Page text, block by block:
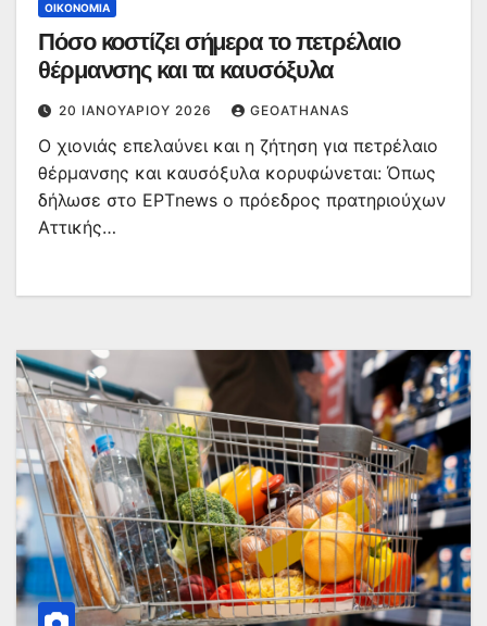
ΟΙΚΟΝΟΜΊΑ
Πόσο κοστίζει σήμερα το πετρέλαιο
θέρμανσης και τα καυσόξυλα
20 ΙΑΝΟΥΑΡΊΟΥ 2026 GEOATHANAS
Ο χιονιάς επελαύνει και η ζήτηση για πετρέλαιο
θέρμανσης και καυσόξυλα κορυφώνεται: Όπως
δήλωσε στο ΕΡΤnews ο πρόεδρος πρατηριούχων
Αττικής…